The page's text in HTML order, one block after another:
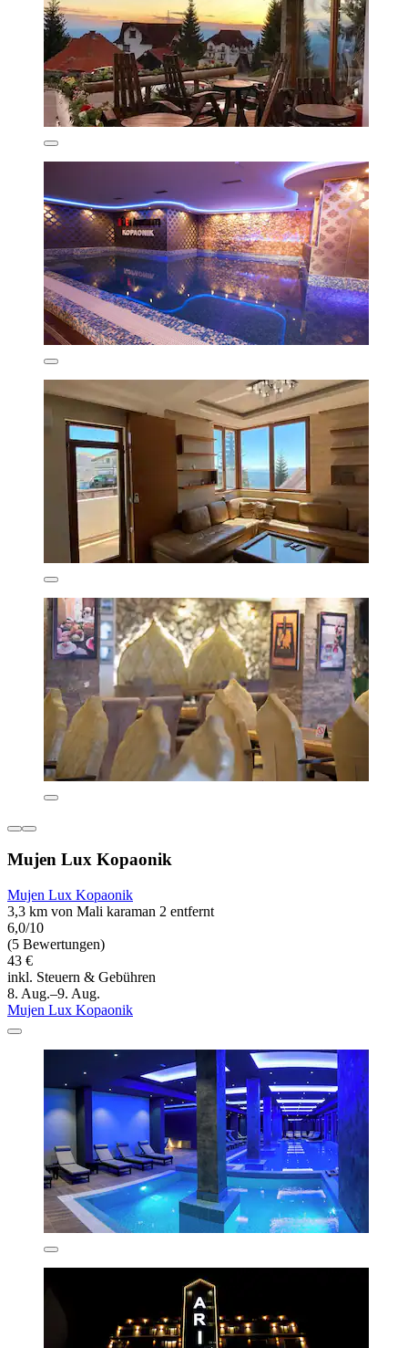
Mujen Lux Kopaonik
Mujen Lux Kopaonik
3,3 km von Mali karaman 2 entfernt
6,0/10
(5 Bewertungen)
43 €
inkl. Steuern & Gebühren
8. Aug.–9. Aug.
Mujen Lux Kopaonik